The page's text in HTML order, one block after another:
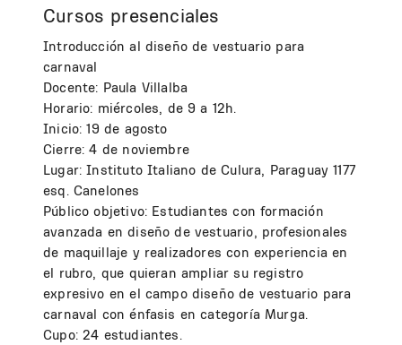
Cursos presenciales
Introducción al diseño de vestuario para
carnaval
Docente: Paula Villalba
Horario: miércoles, de 9 a 12h.
Inicio: 19 de agosto
Cierre: 4 de noviembre
Lugar: Instituto Italiano de Culura, Paraguay 1177
esq. Canelones
Público objetivo: Estudiantes con formación
avanzada en diseño de vestuario, profesionales
de maquillaje y realizadores con experiencia en
el rubro, que quieran ampliar su registro
expresivo en el campo diseño de vestuario para
carnaval con énfasis en categoría Murga.
Cupo: 24 estudiantes.